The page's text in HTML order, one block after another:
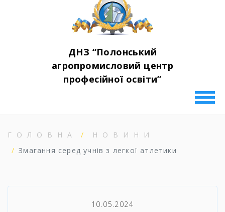
ДНЗ “Полонський
агропромисловий центр
професійної освіти”
ГОЛОВНА
НОВИНИ
Змагання серед учнів з легкої атлетики
10.05.2024